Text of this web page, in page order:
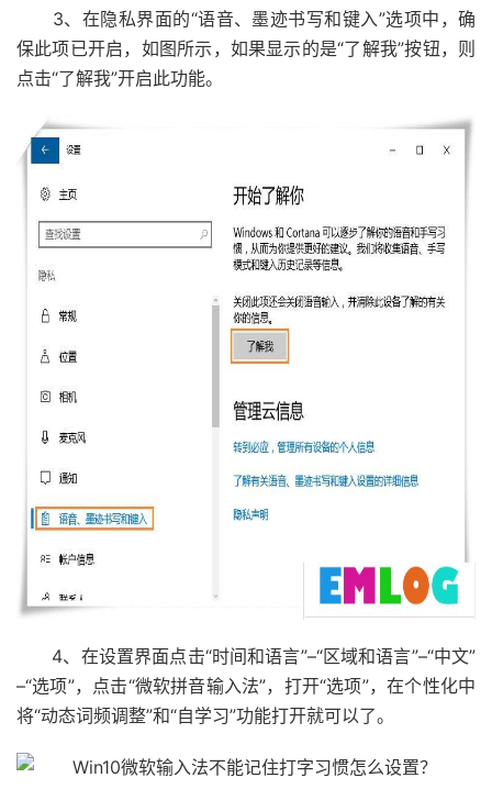
3、在隐私界面的“语音、墨迹书写和键入”选项中，确
保此项已开启，如图所示，如果显示的是“了解我”按钮，则
点击“了解我”开启此功能。
4、在设置界面点击“时间和语言”–“区域和语言”–“中文”
–“选项”，点击“微软拼音输入法”，打开“选项”，在个性化中
将“动态词频调整”和“自学习”功能打开就可以了。